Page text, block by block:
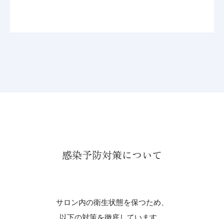
感染予防対策について
サロン内の衛生状態を保つため、